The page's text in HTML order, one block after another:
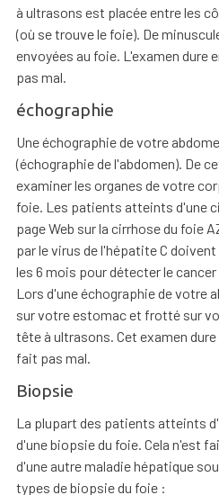
à ultrasons est placée entre les
(où se trouve le foie). De
envoyées au foie. L'examen dure
pas mal.
échographie
Une échographie de votre
(échographie de l'abdomen). De
examiner les organes de votre
foie. Les patients atteints d'une
page Web sur la cirrhose du foie
par le virus de l'hépatite C
les 6 mois pour détecter le
Lors d'une échographie de votre
sur votre estomac et frotté sur
tête à ultrasons. Cet examen
fait pas mal.
Biopsie
La plupart des patients atteints
d'une biopsie du foie. Cela n'est
d'une autre maladie hépatique
types de biopsie du foie :